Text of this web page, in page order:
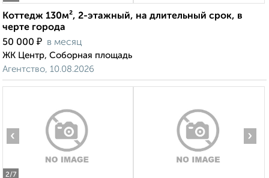
Коттедж 130м², 2-этажный, на длительный срок, в
черте города
50 000 ₽ в месяц
ЖК Центр, Соборная площадь
Агентство, 10.08.2026
2/7
‹ ›